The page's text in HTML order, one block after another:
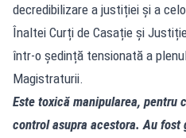
decredibilizare a justiției și a
Înaltei Curți de Casație și
într-o ședință tensionată a
Magistraturii.
Este toxică manipularea, pentru
control asupra acestora. Au fost